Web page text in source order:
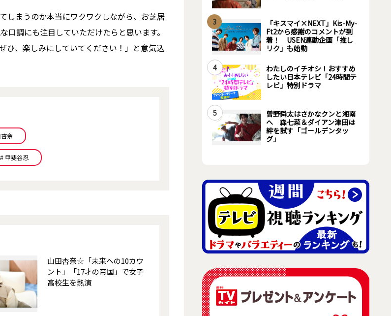
しまうのか本当にワクワクしながら、お芝居
調にも注目していただけたらと思います。
ひ、楽しみにしていてください！」と意気込
奈
# 甲斐谷忍
山田杏奈☆「未来への10カウ
ント」「17才の帝国」で女子
高校生を熱演
3
「キスマイ×NEXT」Kis-My-
Ft2から感謝のコメントが到
着！ USEN連動企画「推し
リク」も始動
4
わたしのイチオシ！おすすめ
したい日本テレビ「24時間テ
レビ」特別ドラマ
5
曽野舜太はさかなクンと湘南
へ 森七菜＆ダイアン津田は
絆を試す「ゴールデンタッ
グ」